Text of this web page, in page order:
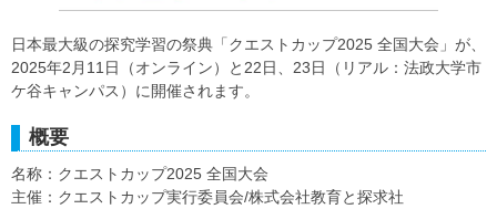
日本最大級の探究学習の祭典「クエストカップ2025 全国大会」が、
2025年2月11日（オンライン）と22日、23日（リアル：法政大学市
ケ谷キャンパス）に開催されます。
概要
名称：クエストカップ2025 全国大会
主催：クエストカップ実行委員会/株式会社教育と探求社